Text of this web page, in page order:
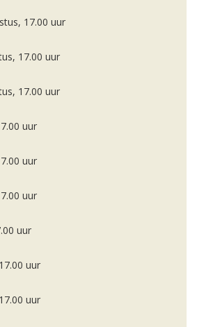
17.00 uur
17.00 uur
17.00 uur
uur
uur
uur
uur
uur
uur